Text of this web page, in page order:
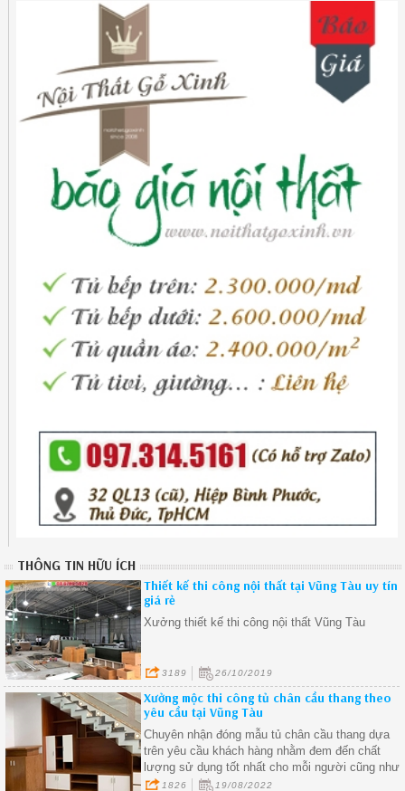
THÔNG TIN HỮU ÍCH
Thiết kế thi công nội thất tại Vũng Tàu uy tín
giá rẻ
Xưởng thiết kế thi công nội thất Vũng Tàu
3189 26/10/2019
Xưởng mộc thi công tủ chân cầu thang theo
yêu cầu tại Vũng Tàu
Chuyên nhận đóng mẫu tủ chân cầu thang dựa
trên yêu cầu khách hàng nhằm đem đến chất
lượng sử dụng tốt nhất cho mỗi người cũng như
lấp đầy được các khoảng không gian trống các
1826 19/08/2022